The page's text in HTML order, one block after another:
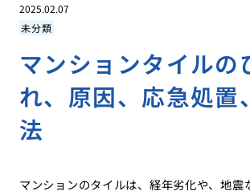
2025.02.07
未分類
マンションタイルの
れ、原因、応急処置
法
マンションのタイルは、経年劣化や、地震